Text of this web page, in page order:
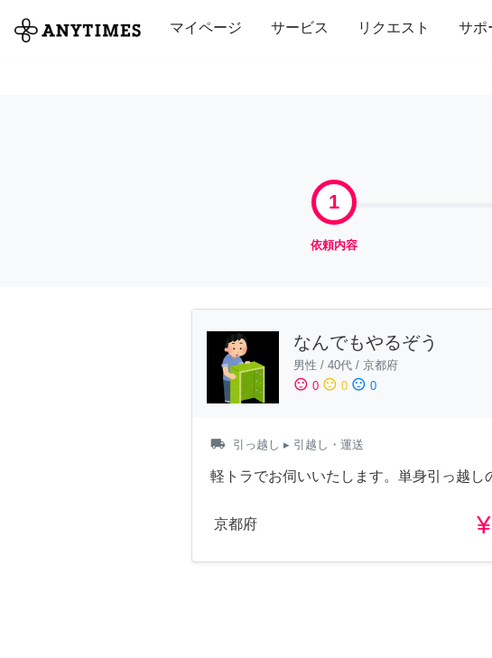
マイページ サービス リクエスト サポ
全て 修理・組立 家事 引っ越し インテリ
1
依頼内容
なんでもやるぞう
男性 / 40代 / 京都府
sentiment_satisfied 0 sentiment_neutral 0 sentiment_dissatisfied 0
local_shipping 引っ越し ▸ 引越し・運送
軽トラでお伺いいたします。単身引っ越し
京都府